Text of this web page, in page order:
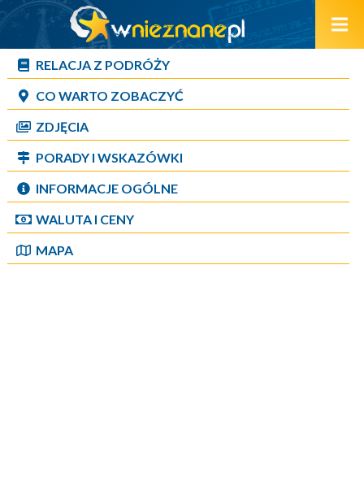
RELACJA Z PODRÓŻY
CO WARTO ZOBACZYĆ
ZDJĘCIA
PORADY I WSKAZÓWKI
INFORMACJE OGÓLNE
WALUTA I CENY
MAPA